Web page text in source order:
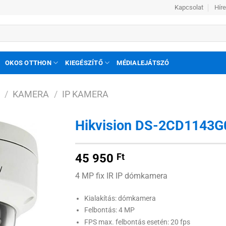
Kapcsolat
OKOS OTTHON KIEGÉSZÍTŐ MÉDIALEJÁTSZÓ
/ KAMERA / IP KAMERA
Hozzáadás
kívánságlistához
Hikvision DS-
45 950 Ft
4 MP fix IR IP dómkamera
Kialakítás: dómkamera
Felbontás: 4 MP
FPS max. felbontás esetén: 20 fps